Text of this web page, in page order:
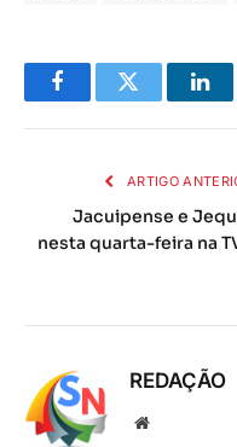
FacebookTwitter
ARTIGO
Jacuipense e
nesta quarta-feira na
REDAÇÃO
Local